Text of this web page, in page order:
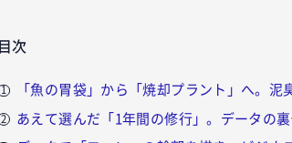
目次
「魚の胃袋」から「焼却プラント」へ。
あえて選んだ「1年間の修行」。データの